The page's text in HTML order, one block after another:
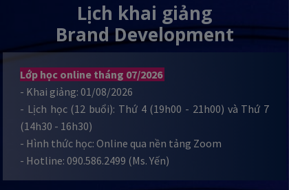
Lịch khai giảng
Brand Development
Lớp học online tháng 07/2026
- Khai giảng: 01/08/2026
- Lịch học (12 buổi): Thứ 4 (19h00 - 21h00) và Thứ 7
(14h30 - 16h30)
- Hình thức học: Online qua nền tảng Zoom
- Hotline: 090.586.2499 (Ms. Yến)